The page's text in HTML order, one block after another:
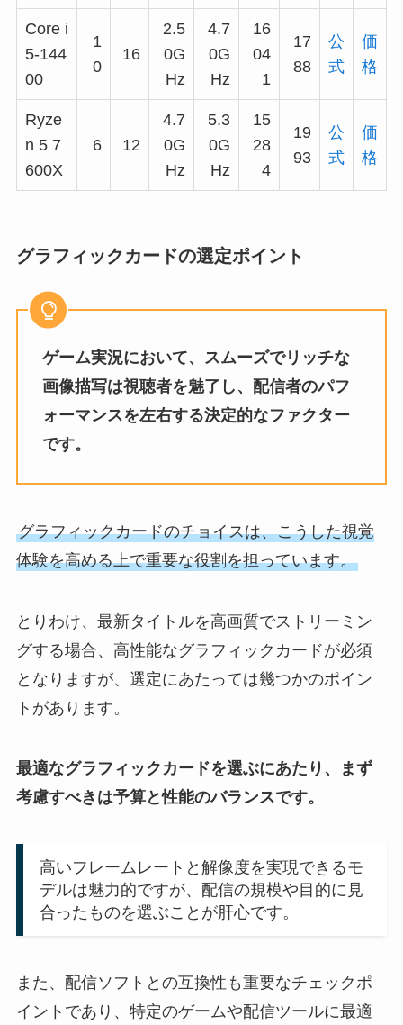
Core i
5-144
00
1
0
16
2.5
0G
Hz
4.7
0G
Hz
16
04
1
17
88
公
式
価
格
Ryze
n 5 7
600X
6 12
4.7
0G
Hz
5.3
0G
Hz
15
28
4
19
93
公
式
価
格
グラフィックカードの選定ポイント
ゲーム実況において、スムーズでリッチな
画像描写は視聴者を魅了し、配信者のパフ
ォーマンスを左右する決定的なファクター
です。
グラフィックカードのチョイスは、こうした視覚
体験を高める上で重要な役割を担っています。
とりわけ、最新タイトルを高画質でストリーミン
グする場合、高性能なグラフィックカードが必須
となりますが、選定にあたっては幾つかのポイン
トがあります。
最適なグラフィックカードを選ぶにあたり、まず
考慮すべきは予算と性能のバランスです。
高いフレームレートと解像度を実現できるモ
デルは魅力的ですが、配信の規模や目的に見
合ったものを選ぶことが肝心です。
また、配信ソフトとの互換性も重要なチェックポ
イントであり、特定のゲームや配信ツールに最適